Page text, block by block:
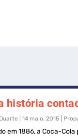
história
|14 maio, 2015
em 1886, a Coca-